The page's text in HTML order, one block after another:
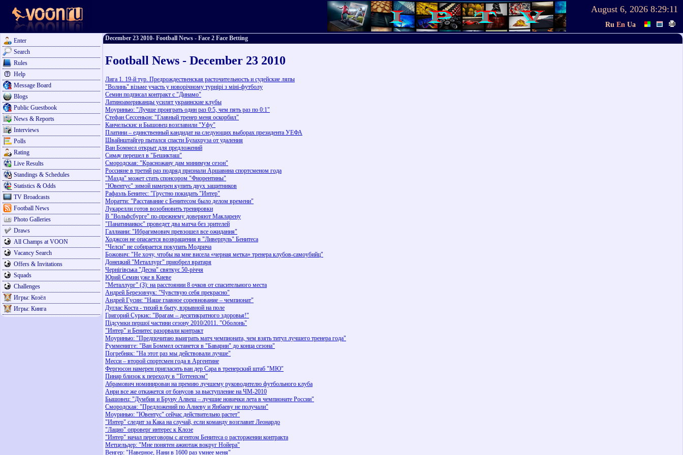
August 6, 2026 8:29:11
Ru En Ua
Enter
Search
Rules
Help
Message Board
Blogs
Public Guestbook
News & Reports
Interviews
Polls
Rating
Live Results
Standings & Schedules
Statistics & Odds
TV Broadcasts
Football News
Photo Galleries
Draws
All Champs at VOON
Vacancy Search
Offers & Invitations
Squads
Challenges
Игры: Козёл
Игры: Кинга
December 23 2010- Football News - Face 2 Face Betting
Football News - December 23 2010
Лига 1. 19-й тур. Предрождественская расточительность и судейские ляпы
"Волинь" візьме участь у новорічному турнірі з міні-футболу
Семин подписал контракт с "Динамо"
Латиноамериканцы усилят украинские клубы
Моуринью: "Лучше проиграть один раз 0:5, чем пять раз по 0:1"
Стефан Сессеньон: "Главный тренер меня оскорбил"
Канчельскис и Бышовец возглавили "Уфу"
Платини – единственный кандидат на следующих выборах президента УЕФА
Швайнштайгер пытался спасти Булахруза от удаления
Ван Боммел открыт для предложений
Симау перешел в "Бешикташ"
Смородская: "Красножану дам минимум сезон"
Россияне в третий раз подряд признали Аршавина спортсменом года
"Мазда" может стать спонсором "Фиорентины"
"Ювентус" зимой намерен купить двух защитников
Рафаэль Бенитес: "Грустно покидать "Интер"
Моратти: "Расставание с Бенитесом было делом времени"
Лукарелли готов возобновить тренировки
В "Вольфсбурге" по-прежнему доверяют Макларену
"Панатинаикос" проведет два матча без зрителей
Галлиани: "Ибрагимович превзошел все ожидания"
Ходжсон не опасается возвращения в "Ливерпуль" Бенитеса
"Челси" не собирается покупать Модрича
Божович: "Не хочу, чтобы на мне висела «черная метка» тренера клубов-самоубийц"
Донецкий "Металлург" приобрел вратаря
Чернігівська "Десна" святкує 50-річчя
Юрий Семин уже в Киеве
"Металлург" (З): на расстоянии 8 очков от спасительного места
Андрей Березовчук: "Чувствую себя прекрасно"
Андрей Гусин: "Наше главное соревнование – чемпионат"
Дуглас Коста - тихий в быту, взрывной на поле
Григорий Суркис: "Врагам – десятикратного здоровья!"
Підсумки першої частини сезону 2010/2011. "Оболонь"
"Интер" и Бенитес разорвали контракт
Моуринью: "Предпочитаю выиграть матч чемпионата, чем взять титул лучшего тренера года"
Румменигге: "Ван Боммел останется в "Баварии" до конца сезона"
Погребняк: "На этот раз мы действовали лучше"
Месси – второй спортсмен года в Аргентине
Фергюсон намерен пригласить ван дер Сара в тренерский штаб "МЮ"
Пинар близок к переходу в "Тоттенхэм"
Абрамович номинирован на премию лучшему руководителю футбольного клуба
Анри все же откажется от бонусов за выступление на ЧМ-2010
Бышовец: "Думбия и Бруну Алвеш – лучшие новички лета в чемпионате России"
Смородская: "Предложений по Алиеву и Янбаеву не получали"
Моуринью: "Ювентус" сейчас действительно растет"
"Интер" следит за Кака на случай, если команду возглавит Леонардо
"Лацио" опроверг интерес к Клозе
"Интер" начал переговоры с агентом Бенитеса о расторжении контракта
Метцельдер: "Мне понятен ажиотаж вокруг Нойера"
Венгер: "Наверное, Нани в 1600 раз умнее меня"